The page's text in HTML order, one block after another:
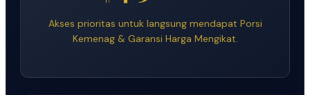
Akses prioritas untuk langsung mendapat Porsi
Kemenag & Garansi Harga Mengikat.